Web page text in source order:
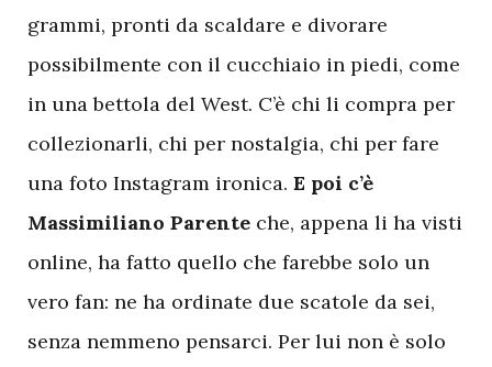
grammi, pronti da scaldare e divorare
possibilmente con il cucchiaio in piedi, come
in una bettola del West. C’è chi li compra per
collezionarli, chi per nostalgia, chi per fare
una foto Instagram ironica. E poi c’è
Massimiliano Parente che, appena li ha visti
online, ha fatto quello che farebbe solo un
vero fan: ne ha ordinate due scatole da sei,
senza nemmeno pensarci. Per lui non è solo